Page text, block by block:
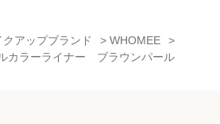
クアップブランド > WHOMEE
>
カラーライナー ブラウンパール